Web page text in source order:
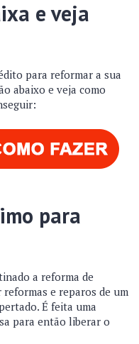
e veja
para reformar a sua
abaixo e veja como
para
a reforma de
e reparos de um
É feita uma
para então liberar o